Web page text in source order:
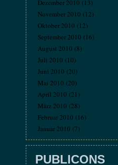
Dezember 2010 (13)
November 2010 (12)
Oktober 2010 (12)
September 2010 (16)
August 2010 (8)
Juli 2010 (10)
Juni 2010 (20)
Mai 2010 (20)
April 2010 (21)
März 2010 (28)
Februar 2010 (16)
Januar 2010 (7)
PUBLICONS